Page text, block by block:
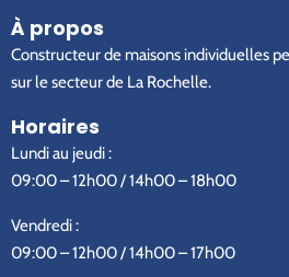
À propos
Constructeur de maisons individuelles
sur le secteur de La Rochelle.
Horaires
Lundi au jeudi :
09:00 – 12h00 / 14h00 – 18h00
Vendredi :
09:00 – 12h00 / 14h00 – 17h00